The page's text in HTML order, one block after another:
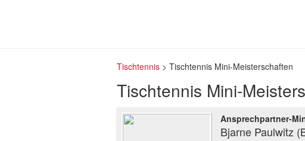
Tischtennis> Tischtennis Mini-Meisterschaften
Tischtennis Mini-
Ansprechpartner-
Bjarne Paulwitz